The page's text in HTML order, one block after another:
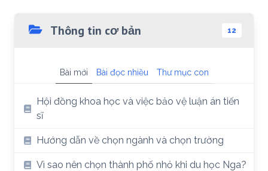
Thông tin cơ bản 12
Bài mới Bài đọc nhiều Thư mục con
Hội đồng khoa học và việc bảo vệ luận án tiến
sĩ
Hướng dẫn về chọn ngành và chọn trường
Vì sao nên chọn thành phố nhỏ khi du học Nga?